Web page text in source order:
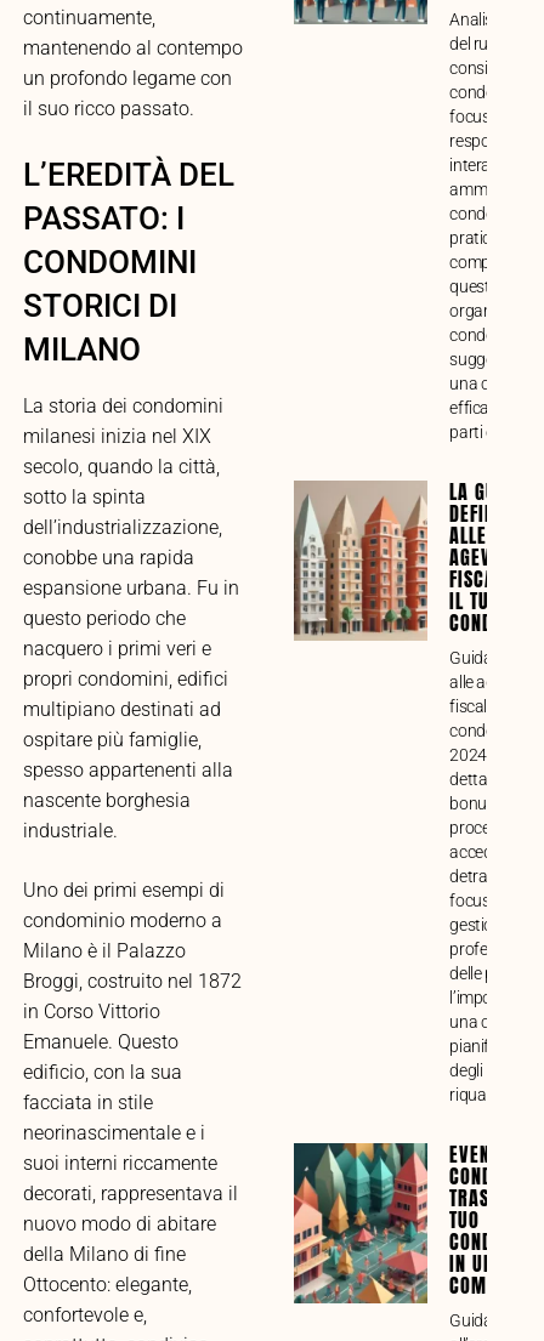
continuamente,
mantenendo al contempo
un profondo legame con
il suo ricco passato.
L’EREDITÀ DEL
PASSATO: I
CONDOMINI
STORICI DI
MILANO
La storia dei condomini
milanesi inizia nel XIX
secolo, quando la città,
sotto la spinta
dell’industrializzazione,
conobbe una rapida
espansione urbana. Fu in
questo periodo che
nacquero i primi veri e
propri condomini, edifici
multipiano destinati ad
ospitare più famiglie,
spesso appartenenti alla
nascente borghesia
industriale.
Uno dei primi esempi di
condominio moderno a
Milano è il Palazzo
Broggi, costruito nel 1872
in Corso Vittorio
Emanuele. Questo
edificio, con la sua
facciata in stile
neorinascimentale e i
suoi interni riccamente
decorati, rappresentava il
nuovo modo di abitare
della Milano di fine
Ottocento: elegante,
confortevole e,
Analisi
del ruolo del
consiglio
focus su
interazione
condòmini.
pratica alla
questo
organo di
suggerimenti
una
efficace tra
parti
LA GUIDA
DEFINITIVA
ALLE
FISCALI
IL TUO
Guida
alle
fiscali per
condominiali
2024. Analisi
dettagliata di
bonus,
procedure
accedere alle
detrazioni,
focus sulla
gestione
professionale
delle pratiche
l’importanza
una corretta
degli
EVENTI
TUO
IN UNA
COMUNITÀ
Guida